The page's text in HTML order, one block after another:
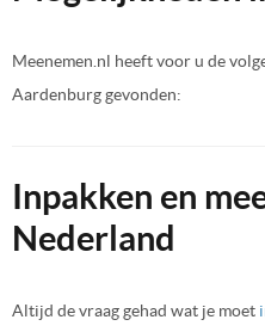
Meenemen.nl heeft voor u de
Aardenburg gevonden:
Inpakken en
Nederland
Altijd de vraag gehad wat je moet